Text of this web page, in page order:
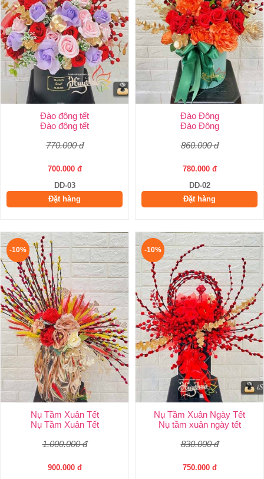
Đào đông tết
Đào đông tết
770.000 đ
700.000 đ
DD-03
Đặt hàng
Đào Đông
Đào Đông
860.000 đ
780.000 đ
DD-02
Đặt hàng
-10%
Nụ Tầm Xuân Tết
Nụ Tầm Xuân Tết
1.000.000 đ
900.000 đ
-10%
Nụ Tầm Xuân Ngày Tết
Nụ tầm xuân ngày tết
830.000 đ
750.000 đ